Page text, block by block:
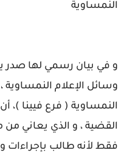
النمساوية
و في بيان رسمي لها صدر
وسائل الإعلام النمساوية
النمساوية ( فرع فيينا
القضية ، و الذي يعاني
فقط لأنه طالب بإجراءات